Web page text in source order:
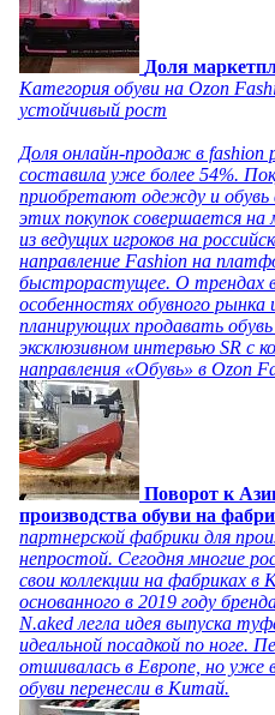
Доля
Категория обуви на Ozon
устойчивый рост
Доля онлайн-продаж в fashion
составила уже более 54%.
приобретают одежду и обувь
этих покупок совершается на
из ведущих игроков на
направление Fashion на
быстрорастущее. О трендах
особенностях обувного рынка
планирующих продавать
эксклюзивном интервью SR с
направления «Обувь» в Ozon
Поворот к
производства обуви на
партнерской фабрики для
непростой. Сегодня многие
свои коллекции на фабриках
основанного в 2019 году
N.aked легла идея выпуска
идеальной посадкой по ноге.
отшивалась в Европе, но уже
обуви перенесли в Китай.